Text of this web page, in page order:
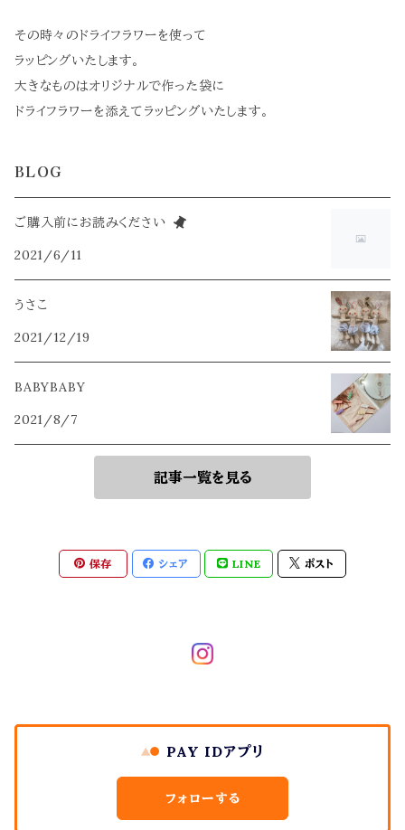
その時々のドライフラワーを使って
ラッピングいたします。
大きなものはオリジナルで作った袋に
ドライフラワーを添えてラッピングいたします。
BLOG
ご購入前にお読みください
2021/6/11
うさこ
2021/12/19
BABYBABY
2021/8/7
記事一覧を見る
保存 シェア LINE ポスト
PAY IDアプリ
フォローする